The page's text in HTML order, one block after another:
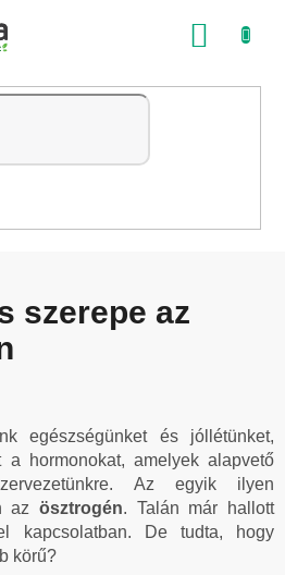
szerepe az
egészségünket és jóllétünket,
a hormonokat, amelyek alapvető
Az egyik ilyen
az ösztrogén. Talán már hallott
kapcsolatban. De tudta, hogy
körű?